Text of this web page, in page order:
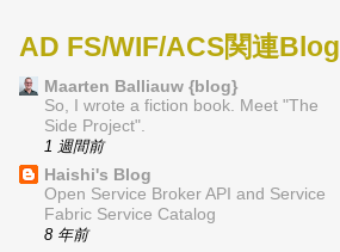
AD FS/WIF/ACS関連Blog
Maarten Balliauw {blog}
So, I wrote a fiction book. Meet "The
Side Project".
1 週間前
Haishi's Blog
Open Service Broker API and Service
Fabric Service Catalog
8 年前